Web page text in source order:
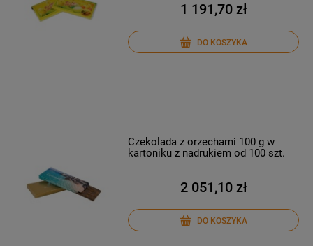
1 191,70 zł
DO KOSZYKA
Czekolada z orzechami 100 g w
kartoniku z nadrukiem od 100 szt.
2 051,10 zł
DO KOSZYKA